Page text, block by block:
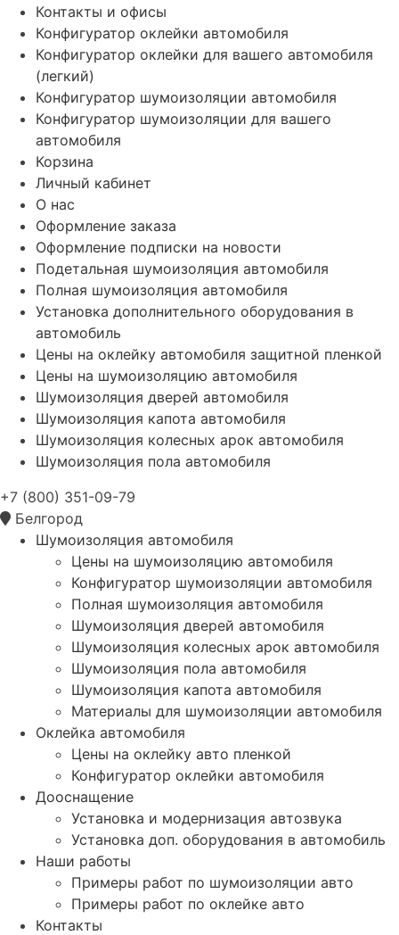
Контакты и офисы
Конфигуратор оклейки автомобиля
Конфигуратор оклейки для вашего автомобиля
(легкий)
Конфигуратор шумоизоляции автомобиля
Конфигуратор шумоизоляции для вашего
автомобиля
Корзина
Личный кабинет
О нас
Оформление заказа
Оформление подписки на новости
Подетальная шумоизоляция автомобиля
Полная шумоизоляция автомобиля
Установка дополнительного оборудования в
автомобиль
Цены на оклейку автомобиля защитной пленкой
Цены на шумоизоляцию автомобиля
Шумоизоляция дверей автомобиля
Шумоизоляция капота автомобиля
Шумоизоляция колесных арок автомобиля
Шумоизоляция пола автомобиля
+7 (800) 351-09-79
Белгород
Шумоизоляция автомобиля
Цены на шумоизоляцию автомобиля
Конфигуратор шумоизоляции автомобиля
Полная шумоизоляция автомобиля
Шумоизоляция дверей автомобиля
Шумоизоляция колесных арок автомобиля
Шумоизоляция пола автомобиля
Шумоизоляция капота автомобиля
Материалы для шумоизоляции автомобиля
Оклейка автомобиля
Цены на оклейку авто пленкой
Конфигуратор оклейки автомобиля
Дооснащение
Установка и модернизация автозвука
Установка доп. оборудования в автомобиль
Наши работы
Примеры работ по шумоизоляции авто
Примеры работ по оклейке авто
Контакты